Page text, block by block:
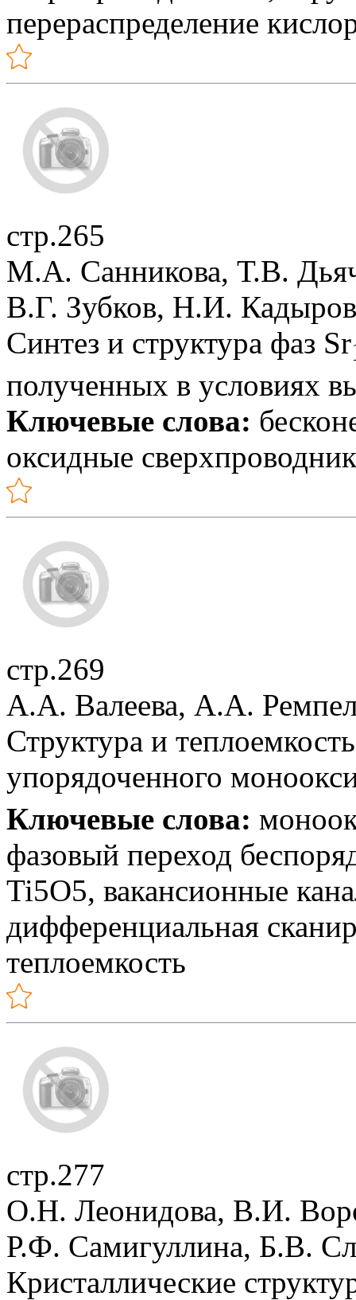
перераспределение
стр.265
М.А. Санникова, Т.В.
В.Г. Зубков, Н.И.
Синтез и структура фаз Sr
полученных в условиях
Ключевые слова:
оксидные
стр.269
А.А. Валеева, А.А.
Структура и
упорядоченного
Ключевые слова:
фазовый переход
Ti5O5, вакансионные
дифференциальная
теплоемкость
стр.277
О.Н. Леонидова, В.И.
Р.Ф. Самигуллина, Б.В.
Кристаллические